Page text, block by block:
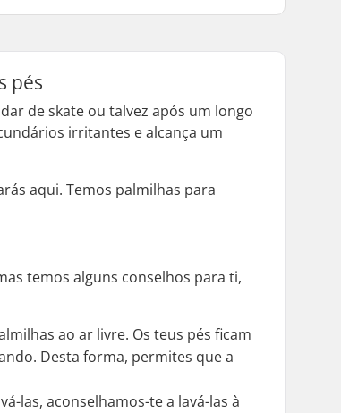
pés
de skate ou talvez após um longo
irritantes e alcança um
aqui. Temos palmilhas para
temos alguns conselhos para ti,
ao ar livre. Os teus pés ficam
Desta forma, permites que a
las, aconselhamos-te a lavá-las à